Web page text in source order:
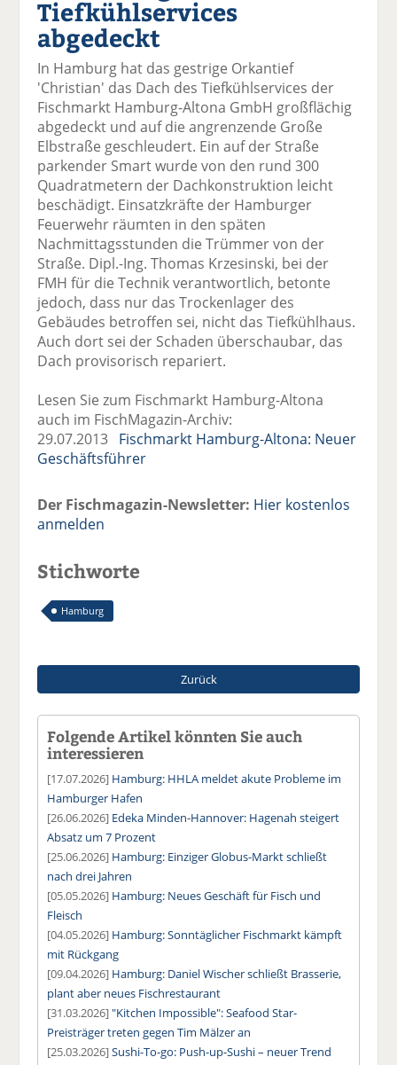
F
ac
e
b
o
o
k
te
e
n
tt
er
n
n
k
e
di
n
te
il
n
m
ai
se
e
n
n
Tiefkühlservices
abgedeckt
In Hamburg hat das gestrige Orkantief
'Christian' das Dach des Tiefkühlservices der
Fischmarkt Hamburg-Altona GmbH großflächig
abgedeckt und auf die angrenzende Große
Elbstraße geschleudert. Ein auf der Straße
parkender Smart wurde von den rund 300
Quadratmetern der Dachkonstruktion leicht
beschädigt. Einsatzkräfte der Hamburger
Feuerwehr räumten in den späten
Nachmittagsstunden die Trümmer von der
Straße. Dipl.-Ing. Thomas Krzesinski, bei der
FMH für die Technik verantwortlich, betonte
jedoch, dass nur das Trockenlager des
Gebäudes betroffen sei, nicht das Tiefkühlhaus.
Auch dort sei der Schaden überschaubar, das
Dach provisorisch repariert.
Lesen Sie zum Fischmarkt Hamburg-Altona
auch im FischMagazin-Archiv:
29.07.2013 Fischmarkt Hamburg-Altona: Neuer
Geschäftsführer
Der Fischmagazin-Newsletter: Hier kostenlos
anmelden
Stichworte
Hamburg
Zurück
Folgende Artikel könnten Sie auch
interessieren
[17.07.2026] Hamburg: HHLA meldet akute Probleme im
Hamburger Hafen
[26.06.2026] Edeka Minden-Hannover: Hagenah steigert
Absatz um 7 Prozent
[25.06.2026] Hamburg: Einziger Globus-Markt schließt
nach drei Jahren
[05.05.2026] Hamburg: Neues Geschäft für Fisch und
Fleisch
[04.05.2026] Hamburg: Sonntäglicher Fischmarkt kämpft
mit Rückgang
[09.04.2026] Hamburg: Daniel Wischer schließt Brasserie,
plant aber neues Fischrestaurant
[31.03.2026]"Kitchen Impossible": Seafood Star-
Preisträger treten gegen Tim Mälzer an
[25.03.2026]Sushi-To-go: Push-up-Sushi – neuer Trend